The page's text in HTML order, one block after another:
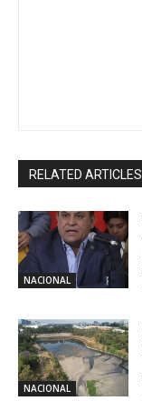
RELATED ARTICLES
NACIONAL
NACIONAL